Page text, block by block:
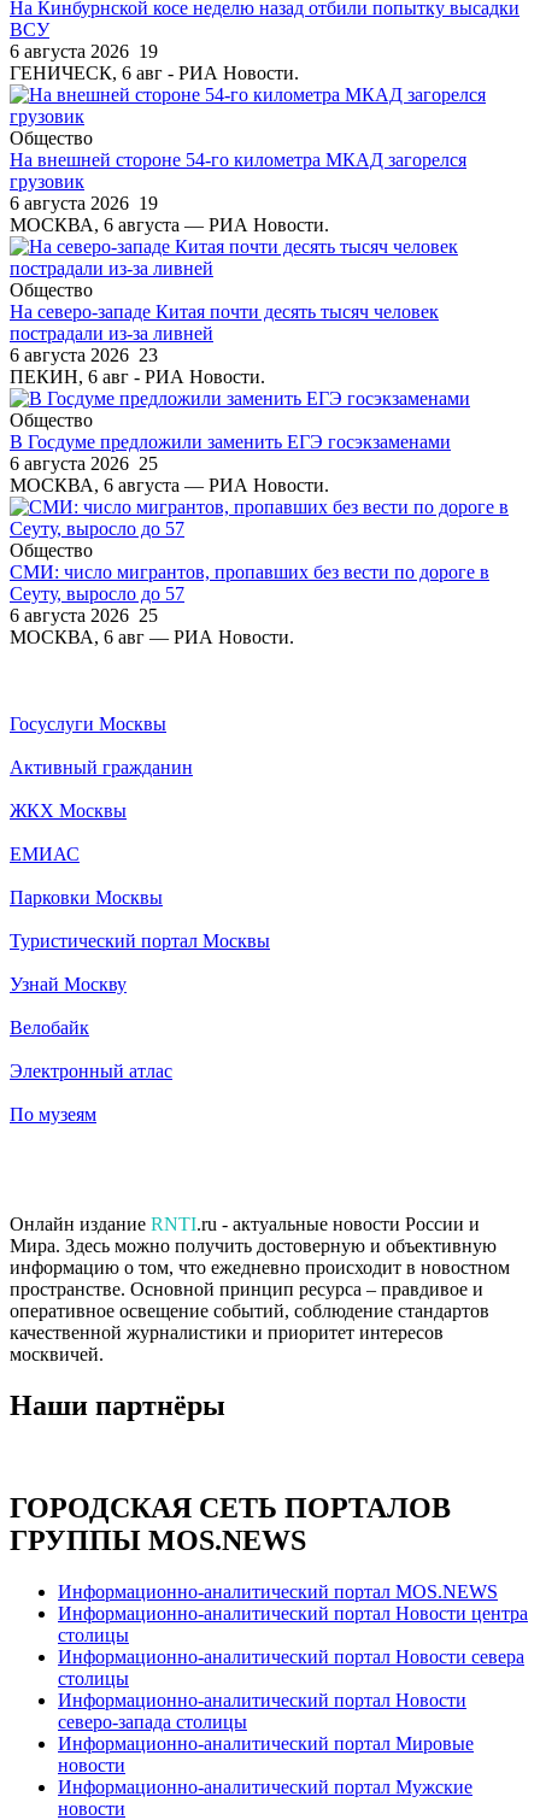
На Кинбурнской косе неделю назад отбили попытку высадки
ВСУ
6 августа 2026 19
ГЕНИЧЕСК, 6 авг - РИА Новости.
Общество
На внешней стороне 54-го километра МКАД загорелся
грузовик
6 августа 2026 19
МОСКВА, 6 августа — РИА Новости.
Общество
На северо-западе Китая почти десять тысяч человек
пострадали из-за ливней
6 августа 2026 23
ПЕКИН, 6 авг - РИА Новости.
Общество
В Госдуме предложили заменить ЕГЭ госэкзаменами
6 августа 2026 25
МОСКВА, 6 августа — РИА Новости.
Общество
СМИ: число мигрантов, пропавших без вести по дороге в
Сеуту, выросло до 57
6 августа 2026 25
МОСКВА, 6 авг — РИА Новости.
Госуслуги Москвы
Активный гражданин
ЖКХ Москвы
ЕМИАС
Парковки Москвы
Туристический портал Москвы
Узнай Москву
Велобайк
Электронный атлас
По музеям
Онлайн издание RNTI.ru - актуальные новости России и
Мира. Здесь можно получить достоверную и объективную
информацию о том, что ежедневно происходит в новостном
пространстве. Основной принцип ресурса – правдивое и
оперативное освещение событий, соблюдение стандартов
качественной журналистики и приоритет интересов
москвичей.
Наши партнёры
ГОРОДСКАЯ СЕТЬ ПОРТАЛОВ
ГРУППЫ MOS.NEWS
Информационно-аналитический портал MOS.NEWS
Информационно-аналитический портал Новости центра
столицы
Информационно-аналитический портал Новости севера
столицы
Информационно-аналитический портал Новости
северо-запада столицы
Информационно-аналитический портал Мировые
новости
Информационно-аналитический портал Мужские
новости